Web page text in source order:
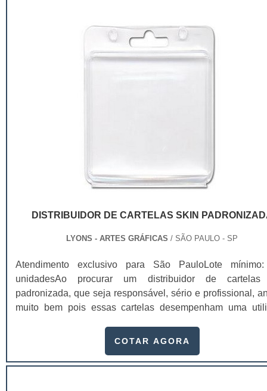
DISTRIBUIDOR DE CARTELAS SKIN
LYONS - ARTES GRÁFICAS / SÃO PAULO - SP
Atendimento exclusivo para São PauloLote
unidadesAo procurar um distribuidor de cartelas
padronizada, que seja responsável, sério e profissional,
muito bem pois essas cartelas desempenham uma
adquirir esse item é fundamental, pois apenas
no fluxo de fabricação das cart...
COTAR AGORA